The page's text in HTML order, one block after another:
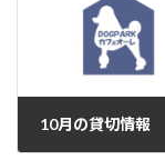
10月の貸切情報